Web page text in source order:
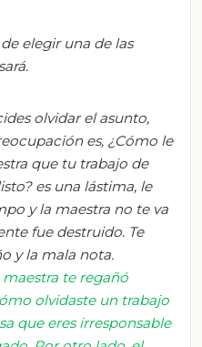
elegir una de las
olvidar el asunto,
es, ¿Cómo le
que tu trabajo de
es una lástima, le
y la maestra no te va
fue destruido. Te
y la mala nota.
maestra te regañó
olvidaste un trabajo
que eres irresponsable